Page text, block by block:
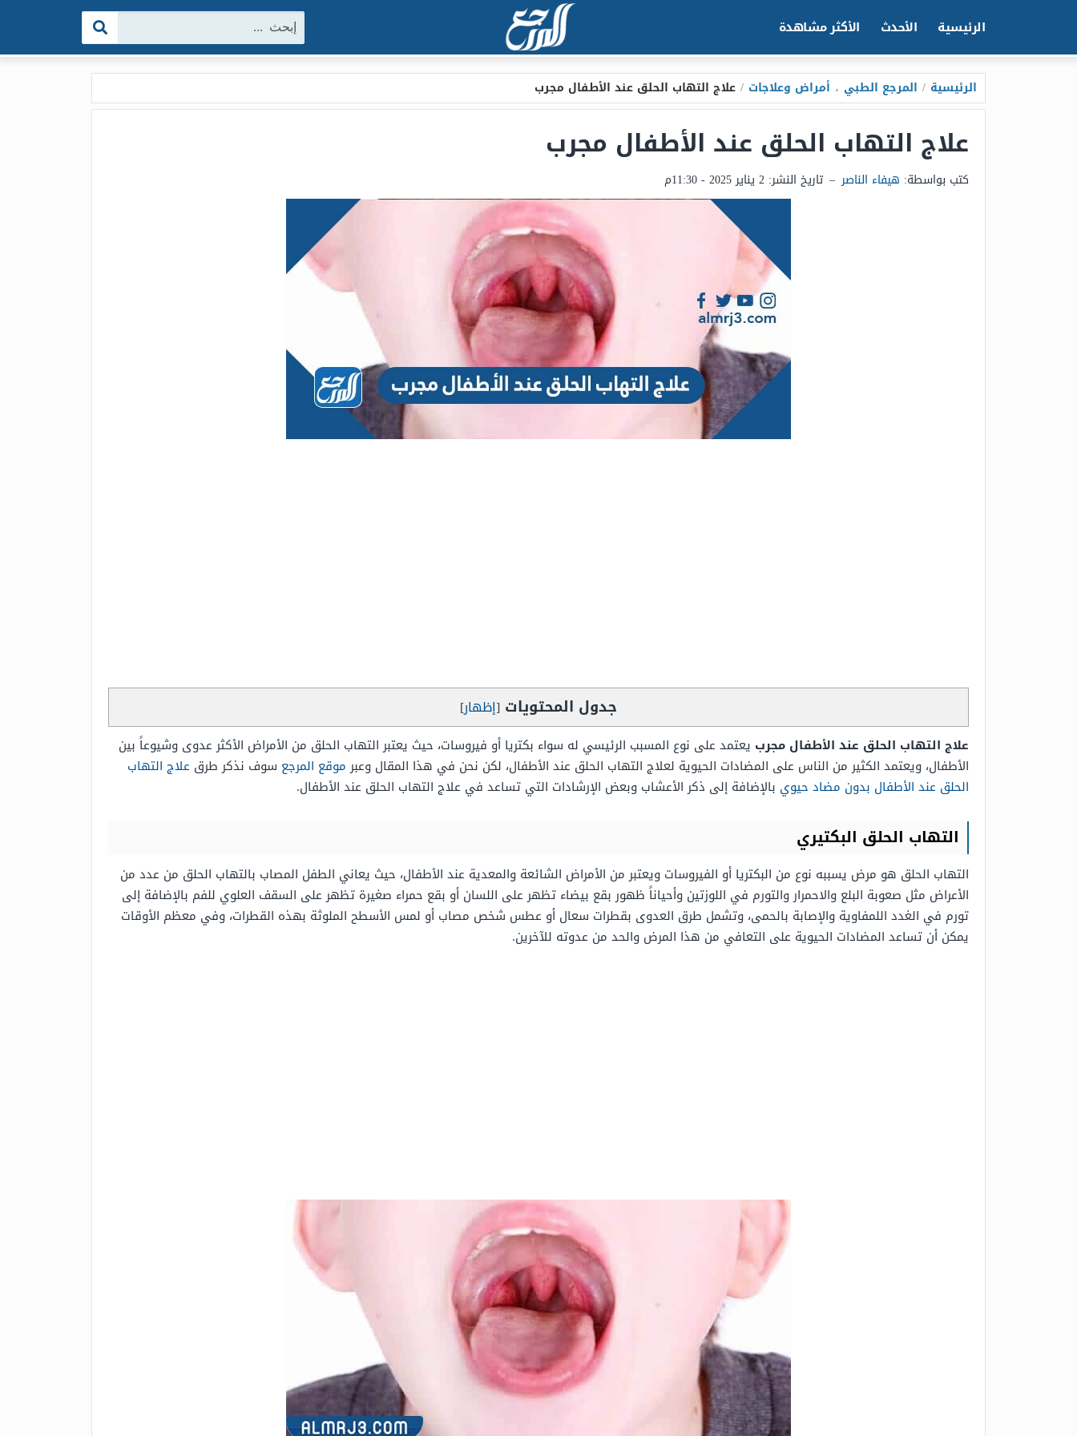
الرئيسية الأحدث الأكثر مشاهدة البحث:
الرئيسية / المرجع الطبي ، أمراض وعلاجات / علاج التهاب الحلق عند الأطفال مجرب
علاج التهاب الحلق عند الأطفال مجرب
كتب بواسطة: هيفاء الناصر – تاريخ النشر: 2 يناير 2025 - 11:30م
جدول المحتويات [إظهار]
علاج التهاب الحلق عند الأطفال مجرب يعتمد على نوع المسبب الرئيسي له سواء بكتريا أو فيروسات، حيث يعتبر التهاب الحلق من الأمراض الأكثر عدوى وشيوعاً بين
الأطفال، ويعتمد الكثير من الناس على المضادات الحيوية لعلاج التهاب الحلق عند الأطفال، لكن نحن في هذا المقال وعبرموقع المرجع سوف نذكر طرق علاج التهاب
الحلق عند الأطفال بدون مضاد حيوي بالإضافة إلى ذكر الأعشاب وبعض الإرشادات التي تساعد في علاج التهاب الحلق عند الأطفال.
التهاب الحلق البكتيري
التهاب الحلق هو مرض يسببه نوع من البكتريا أو الفيروسات ويعتبر من الأمراض الشائعة والمعدية عند الأطفال، حيث يعاني الطفل المصاب بالتهاب الحلق من عدد من
الأعراض مثل صعوبة البلع والاحمرار والتورم في اللوزتين وأحياناً ظهور بقع بيضاء تظهر على اللسان أو بقع حمراء صغيرة تظهر على السقف العلوي للفم بالإضافة إلى
تورم في الغدد اللمفاوية والإصابة بالحمى، وتشمل طرق العدوى بقطرات سعال أو عطس شخص مصاب أو لمس الأسطح الملوثة بهذه القطرات، وفي معظم الأوقات
يمكن أن تساعد المضادات الحيوية على التعافي من هذا المرض والحد من عدوته للآخرين.